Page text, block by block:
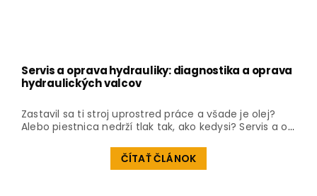
Servis a oprava hydrauliky: diagnostika a oprava
hydraulických valcov
Zastavil sa ti stroj uprostred práce a všade je olej?
Alebo piestnica nedrží tlak tak, ako kedysi? Servis a o...
ČÍTAŤ ČLÁNOK